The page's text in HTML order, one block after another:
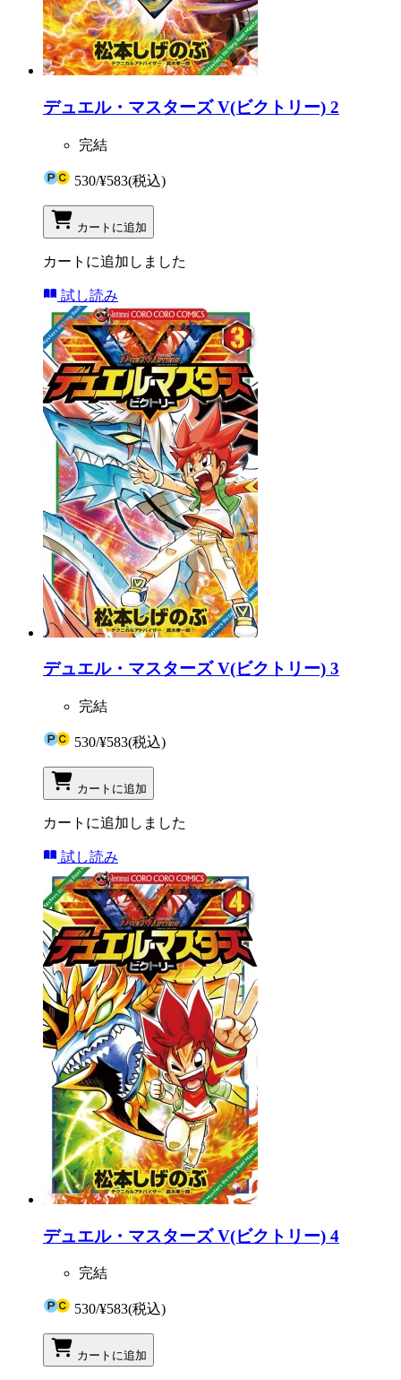
デュエル・マスターズ V(ビクトリー) 2
完結
530/¥583(税込)
カートに追加
カートに追加しました
試し読み
デュエル・マスターズ V(ビクトリー) 3
完結
530/¥583(税込)
カートに追加
カートに追加しました
試し読み
デュエル・マスターズ V(ビクトリー) 4
完結
530/¥583(税込)
カートに追加